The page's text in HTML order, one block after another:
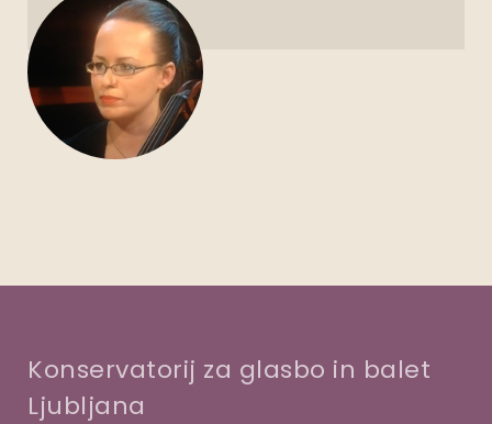
Konservatorij za glasbo in balet
Ljubljana